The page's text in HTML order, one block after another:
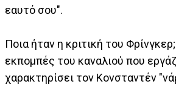
εαυτό σου".
Ποια ήταν η κριτική του
εκπομπές του καναλιού που
χαρακτηρίσει τον Κονσταντέν